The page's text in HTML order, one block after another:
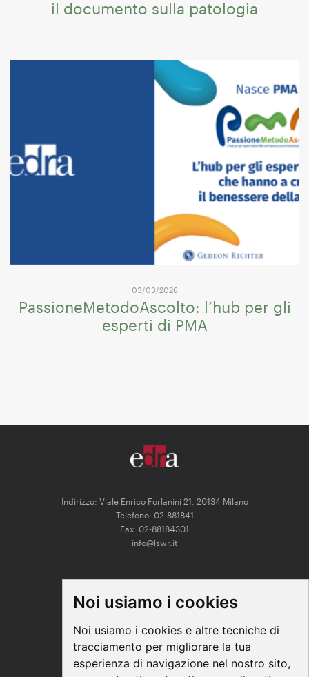
Noi usiamo i cookies
Noi usiamo i cookies e altre tecniche di
tracciamento per migliorare la tua
esperienza di navigazione nel nostro sito,
il documento sulla patologia
03/03/2026
PassioneMetodoAscolto: l’hub per gli
esperti di PMA
Indirizzo: Viale Enrico Forlanini 21, 20134 Milano
Telefono: 02-881841
Fax: 02-88184301
info@lswr.it
Facebook
Youtube